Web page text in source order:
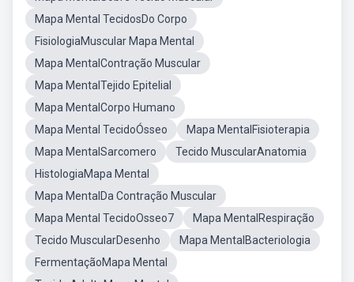
Mapa Mental TecidosDo Corpo
FisiologiaMuscular Mapa Mental
Mapa MentalContração Muscular
Mapa MentalTejido Epitelial
Mapa MentalCorpo Humano
Mapa Mental TecidoÓsseo
Mapa MentalFisioterapia
Mapa MentalSarcomero
Tecido MuscularAnatomia
HistologiaMapa Mental
Mapa MentalDa Contração Muscular
Mapa Mental TecidoOsseo7
Mapa MentalRespiração
Tecido MuscularDesenho
Mapa MentalBacteriologia
FermentaçãoMapa Mental